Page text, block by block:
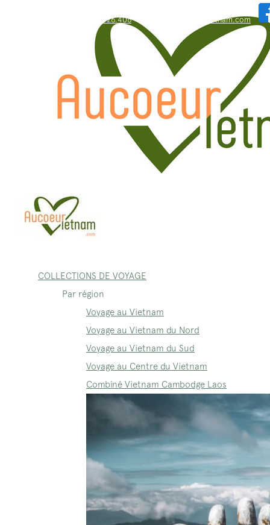
WhatsApp: +84.909.426.406 bonjour@aucoeurvietnam.com
COLLECTIONS DE VOYAGE
Par région
Voyage au Vietnam
Voyage au Vietnam du Nord
Voyage au Vietnam du Sud
Voyage au Centre du Vietnam
Combiné Vietnam Cambodge Laos